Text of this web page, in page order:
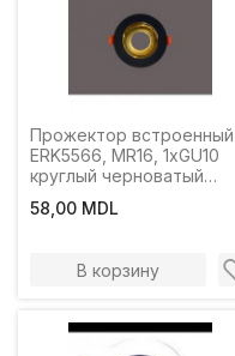
Прожектор встроенный
ERK5566, MR16, 1xGU10
круглый черноватый
58,00 MDL
В корзину